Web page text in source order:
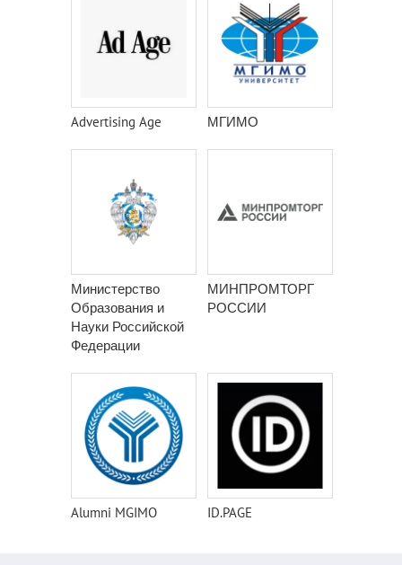
Advertising Age МГИМО
Министерство
Образования и
Науки Российской
Федерации
МИНПРОМТОРГ
РОССИИ
Alumni MGIMO ID.PAGE